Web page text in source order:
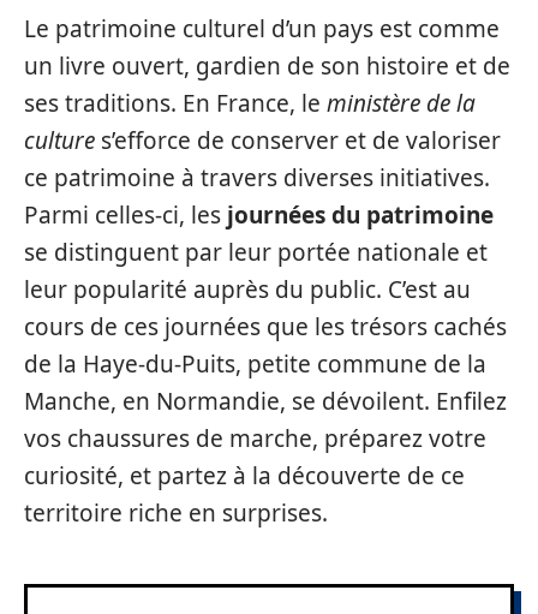
Le patrimoine culturel d’un pays est comme
un livre ouvert, gardien de son histoire et de
ses traditions. En France, le ministère de la
culture s’efforce de conserver et de valoriser
ce patrimoine à travers diverses initiatives.
Parmi celles-ci, les journées du patrimoine
se distinguent par leur portée nationale et
leur popularité auprès du public. C’est au
cours de ces journées que les trésors cachés
de la Haye-du-Puits, petite commune de la
Manche, en Normandie, se dévoilent. Enfilez
vos chaussures de marche, préparez votre
curiosité, et partez à la découverte de ce
territoire riche en surprises.